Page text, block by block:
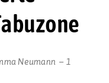
Neumann
1